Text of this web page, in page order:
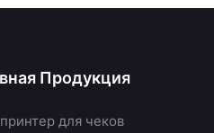
Продукция
для чеков